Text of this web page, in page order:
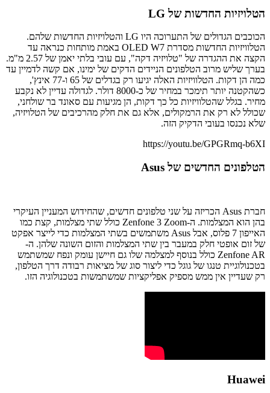
הטלויזיות החדשות של LG
הכוכבים הגדולים של התערוכה היו LG והטלויזיות החדשות שלהם.
הטלוויזיות החדשות מסדרת OLED W7 באמת מותחות כנראה עד
הקצה את ההגדרה של "טלויזיה דקה", עם עובי בלתי יאמן של 2.57 מ"מ.
בערך שליש מרוב הטלפונים הניידים הדקים של ימינו, אם קשה לדמיין עד
כמה הן דקות. הטלוויזיות האלה יגיעו רק בגדלים של 65 ו-77 אינץ',
כשהקטנה יותר תימכר במחיר של כ-8000 דולר. לגדולה עדיין לא נקבע
מחיר. בגלל שהטלוויזיות כל כך דקות, הן מגיעות עם סאונד בר שולחני,
שכולל לא רק את הרמקולים, אלא גם את חלק מהרכיבים של הטלויזיה,
שלא נכנסו בעובי הדקיק הזה.
https://youtu.be/GPGRmq-b6XI
הטלפונים החדשים של Asus
חברת Asus הכריזה על שני טלפונים חדשים, שהחידוש המעניין העיקרי
בהן הוא המצלמות. ה-Zenfone 3 Zoom כולל שתי מצלמות, קצת כמו
האייפון 7 פלוס, אבל Asus משתמשים בשתי המצלמות כדי לייצר אפקט
של זום אופטי חלק במעבר בין שתי המצלמות והזום השונה שלהן. ה-
Zenfone AR כולל בנוסף למצלמה שלו גם חיישן עומק ונפח שמשתמש
בטכנולוגיית טנגו של גוגל כדי ליצור סוג של מציאות רבודה דרך הטלפון,
רק שעדיין אין ממש מספיק אפליקציות שמשתמשות בטכנולוגיה הזו.
Huawei